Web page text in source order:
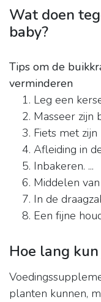
Wat doen
baby?
Tips om de
verminderen
Leg een
Masseer zijn
Fiets met zijn
Afleiding in
Inbakeren. ...
Middelen van
In de
Een fijne
Hoe lang
planten kunnen,